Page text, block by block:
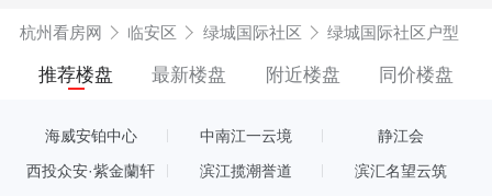
杭州看房网 临安区 绿城国际社区 绿城国际社区户型
推荐楼盘 最新楼盘 附近楼盘 同价楼盘
海威安铂中心 中南江一云境 静江会
西投众安·紫金蘭轩 滨江揽潮誉道 滨汇名望云筑